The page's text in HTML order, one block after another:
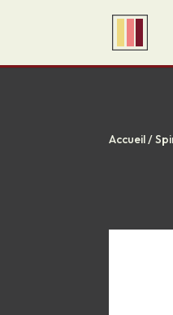
Accueil/